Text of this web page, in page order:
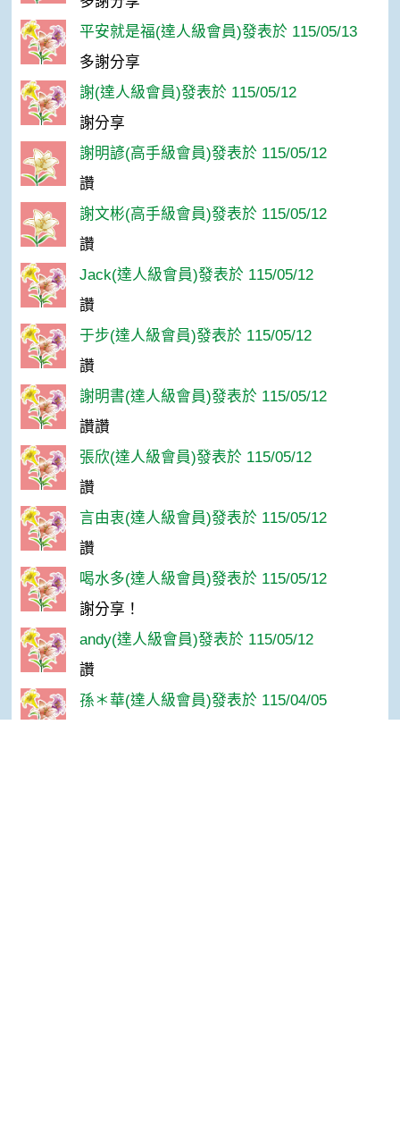
平安就是福(達人級會員)發表於 115/05/13
多謝分享
謝(達人級會員)發表於 115/05/12
謝分享
謝明諺(高手級會員)發表於 115/05/12
讚
謝文彬(高手級會員)發表於 115/05/12
讚
Jack(達人級會員)發表於 115/05/12
讚
于步(達人級會員)發表於 115/05/12
讚
謝明書(達人級會員)發表於 115/05/12
讚讚
張欣(達人級會員)發表於 115/05/12
讚
言由衷(達人級會員)發表於 115/05/12
讚
喝水多(達人級會員)發表於 115/05/12
謝分享！
andy(達人級會員)發表於 115/05/12
讚
孫＊華(達人級會員)發表於 115/04/05